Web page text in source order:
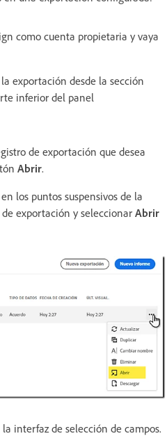
como cuenta propietaria y vaya
exportación desde la sección
inferior del panel
de exportación que desea
Abrir.
los puntos suspensivos de la
exportación y seleccionar Abrir
interfaz de selección de campos.